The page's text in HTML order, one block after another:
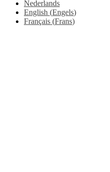
Nederlands
English (Engels)
Français (Frans)